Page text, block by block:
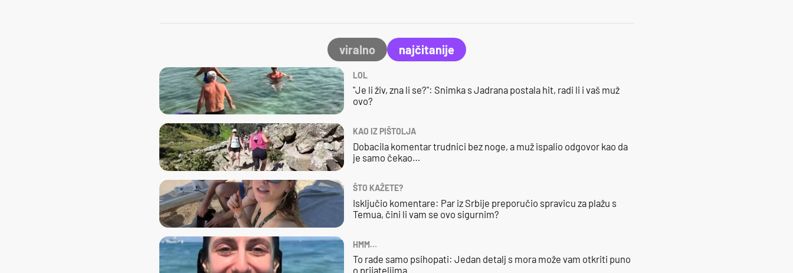
viralno najčitanije
LOL
"Je li živ, zna li se?": Snimka s Jadrana postala hit, radi li i vaš muž
ovo?
KAO IZ PIŠTOLJA
Dobacila komentar trudnici bez noge, a muž ispalio odgovor kao da
je samo čekao…
ŠTO KAŽETE?
Isključio komentare: Par iz Srbije preporučio spravicu za plažu s
Temua, čini li vam se ovo sigurnim?
HMM…
To rade samo psihopati: Jedan detalj s mora može vam otkriti puno
o prijateljima